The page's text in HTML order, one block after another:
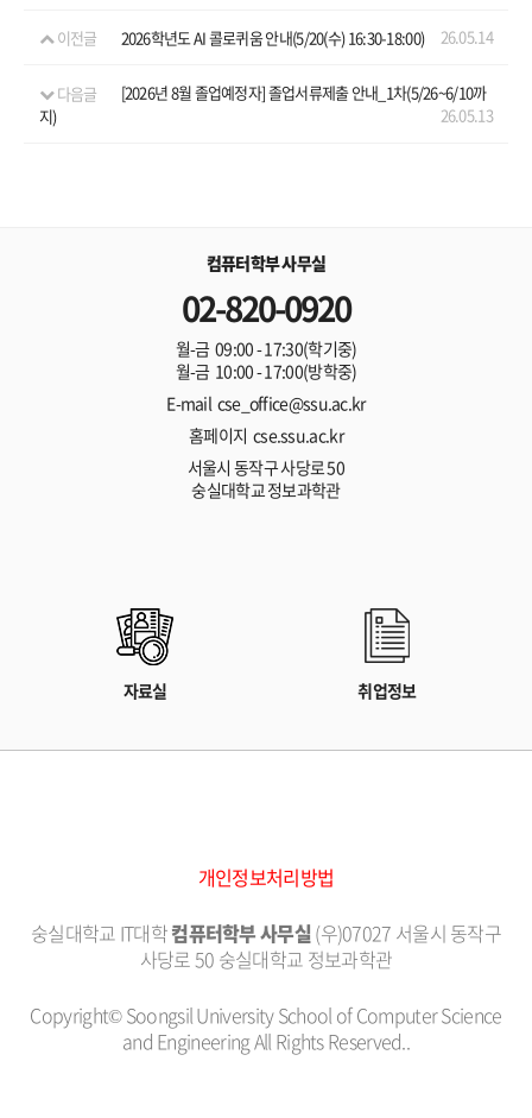
이전글 2026학년도 AI 콜로퀴움 안내(5/20(수) 16:30-18:00) 26.05.14
다음글
[2026년 8월 졸업예정자] 졸업서류제출 안내_1차(5/26~6/10까
지)
26.05.13
컴퓨터학부 사무실
02-820-0920
월-금 09:00 - 17:30(학기중)
월-금 10:00 - 17:00(방학중)
E-mail cse_office@ssu.ac.kr
홈페이지 cse.ssu.ac.kr
서울시 동작구 사당로 50
숭실대학교 정보과학관
자료실 취업정보
개인정보처리방법
숭실대학교 IT대학컴퓨터학부 사무실 (우)07027 서울시 동작구
사당로 50 숭실대학교 정보과학관
Copyright© Soongsil University School of Computer Science
and Engineering All Rights Reserved..